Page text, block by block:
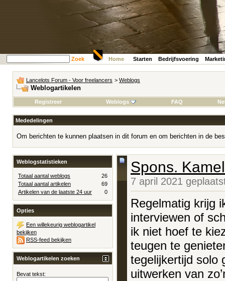
Zoek Home Starten Bedrijfsvoering
Lancelots Forum - Voor freelancers > Weblogs
Weblogartikelen
Registreer Weblogs FAQ
Mededelingen
Om berichten te kunnen plaatsen in dit forum en om berichten in de
Spons.
7 april 2021
Regelmatig krijg
interviewen of
ik niet hoef te
teugen te
tegelijkertijd solo
uitwerken van
Weblogstatistieken
Totaal aantal weblogs
26
Totaal aantal artikelen
69
Artikelen van de laatste 24 uur
0
Opties
Een willekeurig weblogartikel
bekijken
RSS-feed bekijken
Weblogartikelen zoeken
Bevat tekst: